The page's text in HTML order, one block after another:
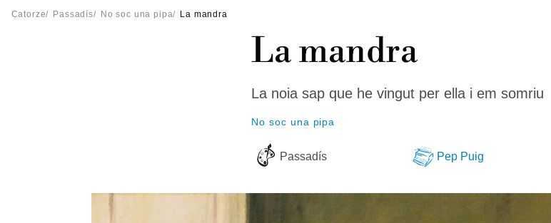
Catorze/ Passadís/ No soc una pipa/ La mandra
La mandra
La noia sap que he vingut per ella i em somriu
No soc una pipa
Passadís Pep Puig